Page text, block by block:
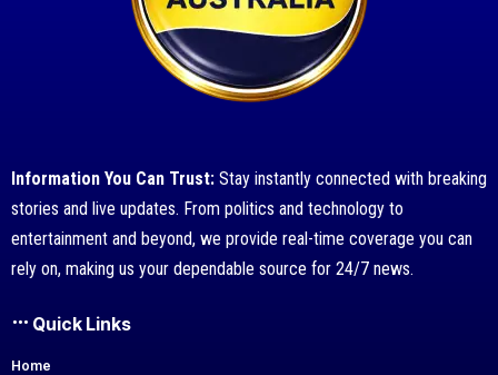
Information You Can Trust: Stay instantly connected with breaking
stories and live updates. From politics and technology to
entertainment and beyond, we provide real-time coverage you can
rely on, making us your dependable source for 24/7 news.
Quick Links
Home